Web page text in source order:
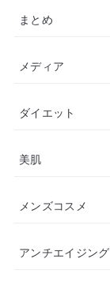
まとめ
メディア
ダイエット
美肌
メンズコスメ
アンチエイジング